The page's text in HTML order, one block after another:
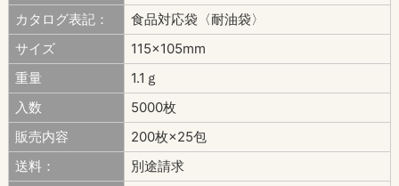
カタログ表記：
食品対応袋〈耐油袋〉
サイズ
115×105mm
重量
1.1ｇ
入数
5000枚
販売内容
200枚×25包
送料：
別途請求